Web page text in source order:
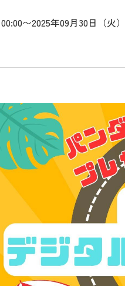
〜2025年09月30日（火